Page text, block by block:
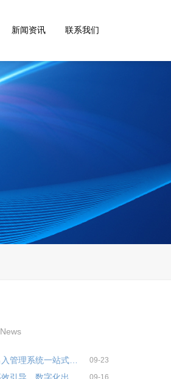
新闻资讯 联系我们
News
汇通智能出入管理系统一站式解决... 09-23
09-16